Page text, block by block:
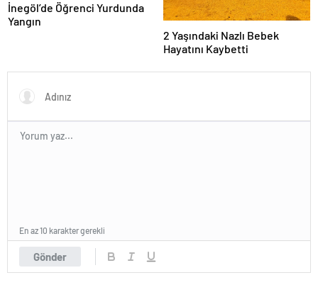
İnegöl’de Öğrenci Yurdunda
Yangın
2 Yaşındaki Nazlı Bebek
Hayatını Kaybetti
Gönder
En az 10 karakter gerekli